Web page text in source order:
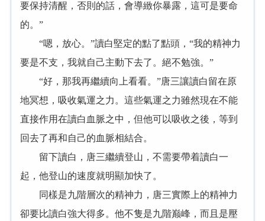
要保持清醒，否則的話，會導緻你暴露，這可是要命
的。”
“嗯，放心。”讀白堅定的點了點頭，“我的精神力
要是不支，我就自己主動下去了。絕不勉強。”
“好，那我再繼續向上看看。”唐三讓讀白留在原
地冥想，吸收氣運之力。這些氣運之力雖然現在不能
直接作用在讀白血脈之中，但他可以吸收之後，等到
回去了再和自己的血脈相結合。
留下讀白，唐三繼續登山，不需要帶着讀白一
起，他登山的速度就明顯加快了。
同樣是九階層次的精神力，唐三實際上的精神力
卻要比讀白強大得多。他不隻是九階巅峰，而且是壓